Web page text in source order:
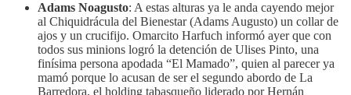
Adams Noagusto: A estas alturas ya le anda cayendo mejor
al Chiquidrácula del Bienestar (Adams Augusto) un collar de
ajos y un crucifijo. Omarcito Harfuch informó ayer que con
todos sus minions logró la detención de Ulises Pinto, una
finísima persona apodada “El Mamado”, quien al parecer ya
mamó porque lo acusan de ser el segundo abordo de La
Barredora, el holding tabasqueño liderado por Hernán